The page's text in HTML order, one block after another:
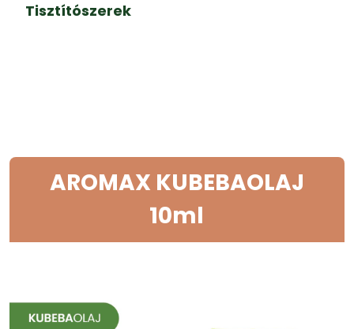
Tisztítószerek
AROMAX KUBEBAOLAJ
10ml